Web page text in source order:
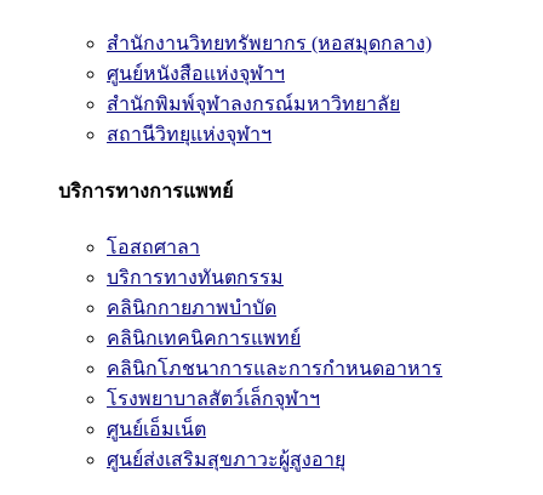
สำนักงานวิทยทรัพยากร (หอสมุดกลาง)
ศูนย์หนังสือแห่งจุฬาฯ
สำนักพิมพ์จุฬาลงกรณ์มหาวิทยาลัย
สถานีวิทยุแห่งจุฬาฯ
บริการทางการแพทย์
โอสถศาลา
บริการทางทันตกรรม
คลินิกกายภาพบำบัด
คลินิกเทคนิคการแพทย์
คลินิกโภชนาการและการกำหนดอาหาร
โรงพยาบาลสัตว์เล็กจุฬาฯ
ศูนย์เอ็มเน็ต
ศูนย์ส่งเสริมสุขภาวะผู้สูงอายุ